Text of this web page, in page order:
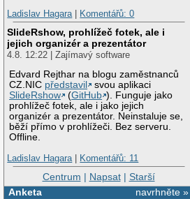
Ladislav Hagara| Komentářů: 0
SlideRshow, prohlížeč fotek, ale i
jejich organizér a prezentátor
4.8. 12:22 | Zajímavý software
Edvard Rejthar na blogu zaměstnanců
CZ.NIC představil
svou aplikaci
SlideRshow
(GitHub ). Funguje jako
prohlížeč fotek, ale i jako jejich
organizér a prezentátor. Neinstaluje se,
běží přímo v prohlížeči. Bez serveru.
Offline.
Ladislav Hagara| Komentářů: 11
Centrum | Napsat| Starší
navrhněte »
Anketa